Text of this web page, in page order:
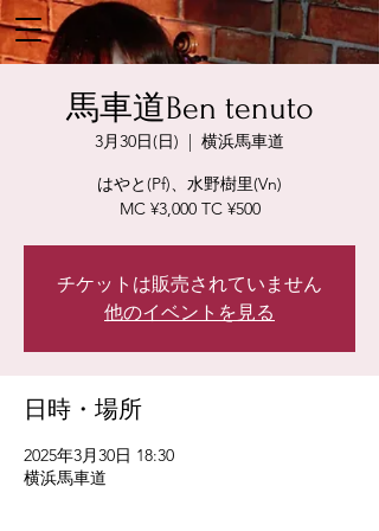
馬車道Ben tenuto
3月30日(日)
  |
横浜馬車道
はやと(Pf)、水野樹里(Vn)
MC ¥3,000 TC ¥500
チケットは販売されていません
他のイベントを見る
日時・場所
2025年3月30日 18:30
横浜馬車道